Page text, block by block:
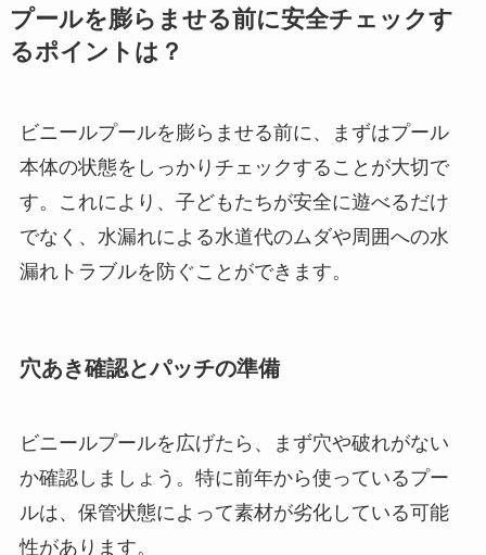
プールを膨らませる前に安全チェックす
るポイントは？
ビニールプールを膨らませる前に、まずはプール
本体の状態をしっかりチェックすることが大切で
す。これにより、子どもたちが安全に遊べるだけ
でなく、水漏れによる水道代のムダや周囲への水
漏れトラブルを防ぐことができます。
穴あき確認とパッチの準備
ビニールプールを広げたら、まず穴や破れがない
か確認しましょう。特に前年から使っているプー
ルは、保管状態によって素材が劣化している可能
性があります。